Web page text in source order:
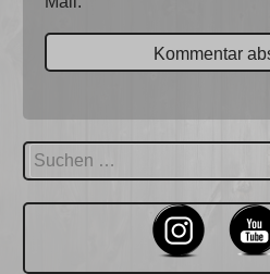
Suchen
nach: